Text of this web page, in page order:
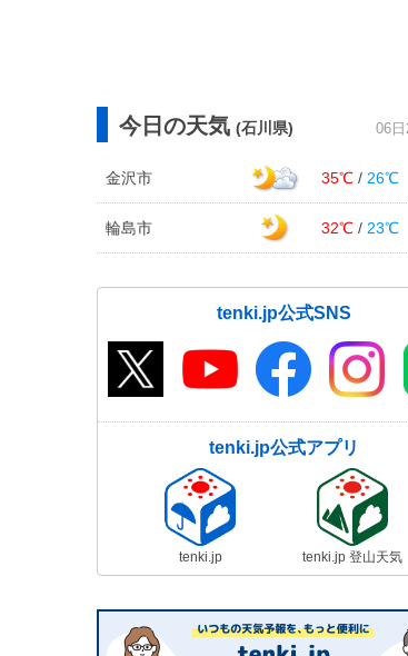
今日の天気 (石川県) 06
金沢市 35℃ / 26℃
輪島市 32℃ / 23℃
tenki.jp公式SNS
tenki.jp公式アプリ
tenki.jp tenki.jp 登山天気